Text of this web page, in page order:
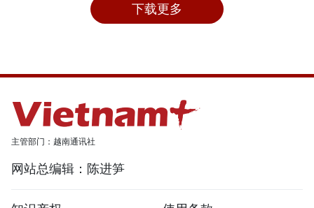
下载更多
主管部门：越南通讯社
网站总编辑：陈进笋